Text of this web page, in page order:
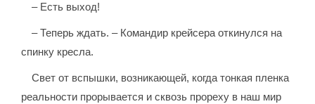
– Есть выход!
– Теперь ждать. – Командир крейсера откинулся на
спинку кресла.
Свет от вспышки, возникающей, когда тонкая пленка
реальности прорывается и сквозь прореху в наш мир